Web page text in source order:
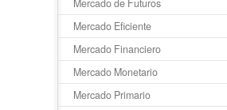
Mercado de Futuros
Mercado Eficiente
Mercado Financiero
Mercado Monetario
Mercado Primario